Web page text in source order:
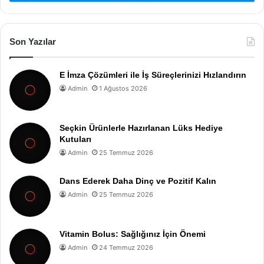
Son Yazılar
E İmza Çözümleri ile İş Süreçlerinizi Hızlandırın
Admin 1 Ağustos 2026
Seçkin Ürünlerle Hazırlanan Lüks Hediye
Kutuları
Admin 25 Temmuz 2026
Dans Ederek Daha Dinç ve Pozitif Kalın
Admin 25 Temmuz 2026
Vitamin Bolus: Sağlığınız İçin Önemi
Admin 24 Temmuz 2026